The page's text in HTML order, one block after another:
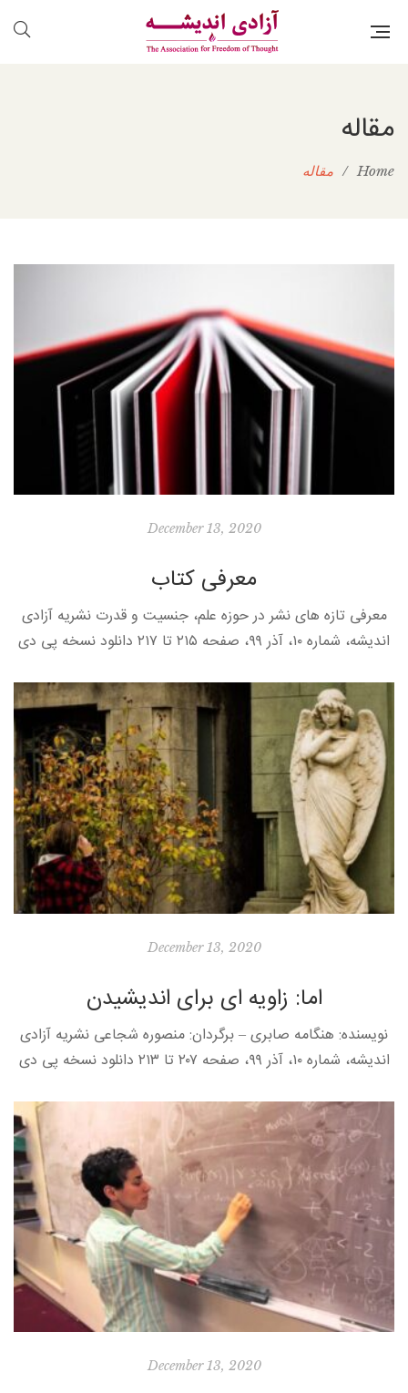
مقاله
Home
/ مقاله
December 13, 2020
معرفی کتاب
معرفی تازه‌ های نشر در حوزه علم، جنسیت و قدرت نشریه آزادی
اندیشه، شماره ۱۰، آذر ۹۹، صفحه ۲۱۵ تا ۲۱۷ دانلود نسخه پی دی
December 13, 2020
اما:‌ زاویه ای برای اندیشیدن
نویسنده: هنگامه صابری – برگردان: منصوره شجاعی نشریه آزادی
اندیشه، شماره ۱۰، آذر ۹۹، صفحه ۲۰۷ تا ۲۱۳ دانلود نسخه پی دی
December 13, 2020